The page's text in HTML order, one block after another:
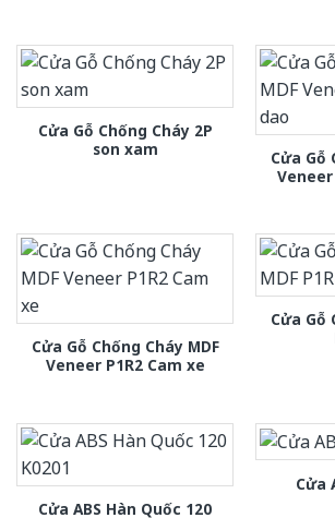
Cửa Gỗ Chống Cháy 2P
son xam
Cửa Gỗ
Veneer
Cửa Gỗ Chống Cháy MDF
Veneer P1R2 Cam xe
Cửa Gỗ
Cửa ABS Hàn Quốc 120
Cửa